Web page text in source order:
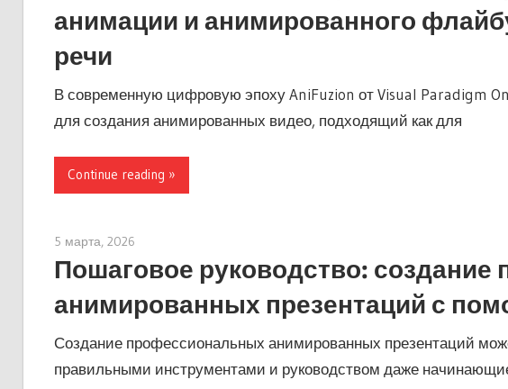
анимации и анимированного
речи
В современную цифровую эпоху AniFuzion от Visual Paradigm
для создания анимированных видео, подходящий как для
Continue reading
5 марта, 2026
Пошаговое руководство:
анимированных презентаций с
Создание профессиональных анимированных презентаций
правильными инструментами и руководством даже